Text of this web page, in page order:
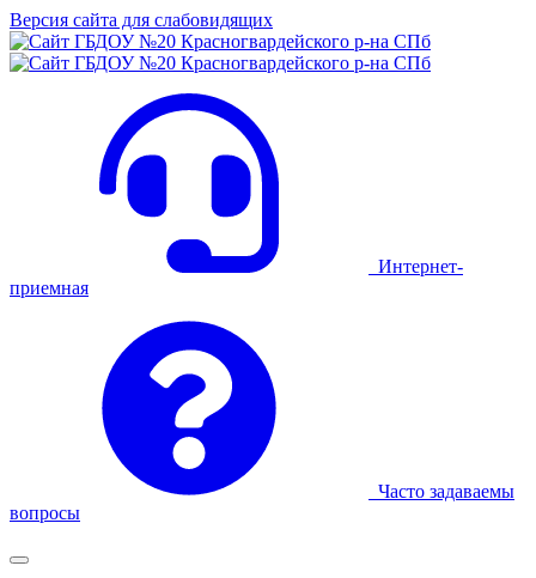
Версия сайта для слабовидящих
Интернет-
приемная
Часто задаваемы
вопросы